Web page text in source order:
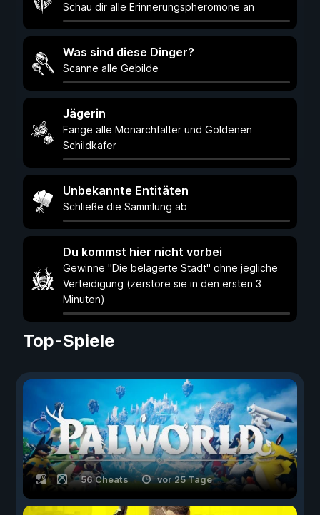
Schau dir alle Erinnerungspheromone an
Was sind diese Dinger?
Scanne alle Gebilde
Jägerin
Fange alle Monarchfalter und Goldenen
Schildkäfer
Unbekannte Entitäten
Schließe die Sammlung ab
Du kommst hier nicht vorbei
Gewinne "Die belagerte Stadt" ohne jegliche
Verteidigung (zerstöre sie in den ersten 3
Minuten)
Top-Spiele
56 Cheats vor 25 Tage